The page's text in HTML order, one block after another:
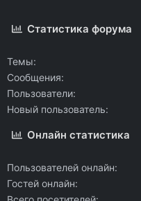
Статистика форума
Темы
Сообщения
Пользователи
Новый пользователь
Онлайн статистика
Пользователей онлайн
Гостей онлайн